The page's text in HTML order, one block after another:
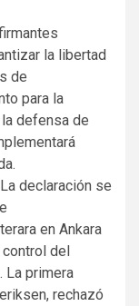
la libertad
de
para la
defensa de
La declaración se
en Ankara
control del
La primera
rechazó